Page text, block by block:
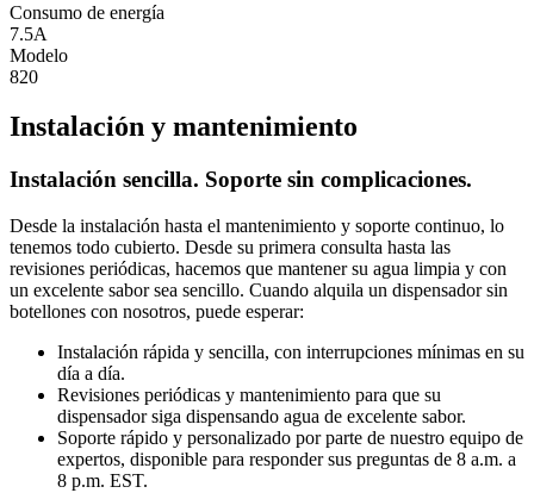
Consumo de energía
7.5A
Modelo
820
Instalación y mantenimiento
Instalación sencilla. Soporte sin complicaciones.
Desde la instalación hasta el mantenimiento y soporte continuo, lo
tenemos todo cubierto. Desde su primera consulta hasta las
revisiones periódicas, hacemos que mantener su agua limpia y con
un excelente sabor sea sencillo. Cuando alquila un dispensador sin
botellones con nosotros, puede esperar:
Instalación rápida y sencilla, con interrupciones mínimas en su
día a día.
Revisiones periódicas y mantenimiento para que su
dispensador siga dispensando agua de excelente sabor.
Soporte rápido y personalizado por parte de nuestro equipo de
expertos, disponible para responder sus preguntas de 8 a.m. a
8 p.m. EST.